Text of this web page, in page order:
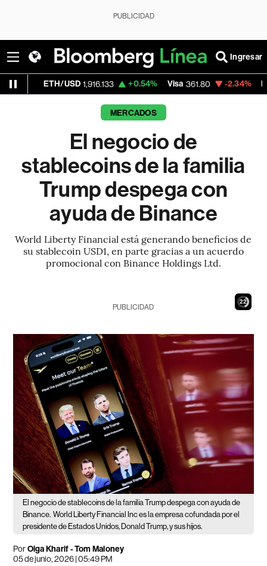
PUBLICIDAD
Ingresar
1,916.133 +0.54% Visa 361.80 -2.34% MercadoLibre
MERCADOS
El negocio de
stablecoins de la familia
Trump despega con
ayuda de Binance
World Liberty Financial está generando beneficios de
su stablecoin USD1, en parte gracias a un acuerdo
promocional con Binance Holdings Ltd.
21
PUBLICIDAD
El negocio de stablecoins de la familia Trump despega con ayuda de
Binance. World Liberty Financial Inc es la empresa cofundada por el
presidente de Estados Unidos, Donald Trump, y sus hijos.
PorOlga Kharif - Tom Maloney
05 de junio, 2026 | 05:49 PM